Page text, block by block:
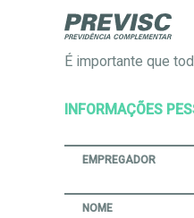
É importante que
INFORMAÇÕES
EMPREGADOR
NOME